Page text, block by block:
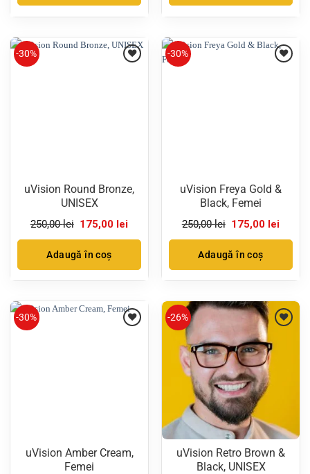
-30%
uVision Round Bronze,
UNISEX
250,00lei Prețul
inițial
fost:
250,00 lei.
175,00 leiPrețul
este:
Adaugă în coș
-30%
uVision Freya Gold &
Black, Femei
250,00lei Prețul
inițial
fost:
250,00 lei.
175,00 leiPrețul
este:
Adaugă în coș
-30%
uVision Amber Cream,
Femei
-26%
uVision Retro Brown &
Black, UNISEX